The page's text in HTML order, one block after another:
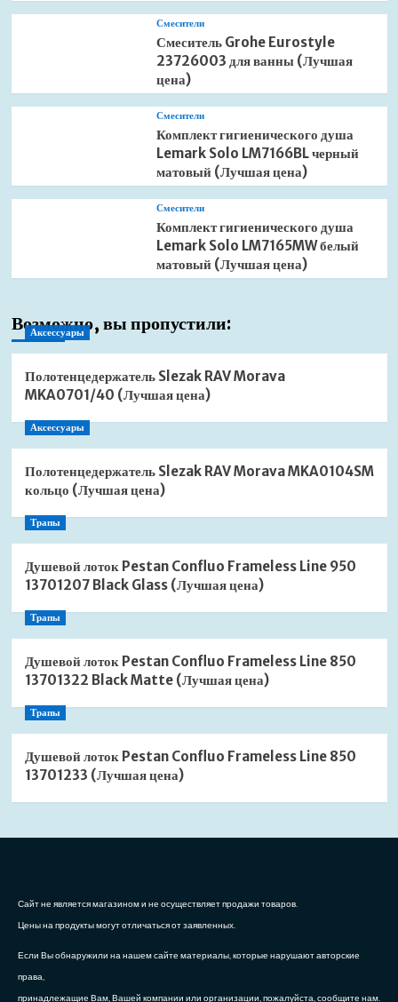
Смесители
Смеситель Grohe Eurostyle
23726003 для ванны (Лучшая
цена)
Смесители
Комплект гигиенического душа
Lemark Solo LM7166BL черный
матовый (Лучшая цена)
Смесители
Комплект гигиенического душа
Lemark Solo LM7165MW белый
матовый (Лучшая цена)
Возможно, вы пропустили:
Аксессуары
Полотенцедержатель Slezak RAV Morava
MKA0701/40 (Лучшая цена)
Аксессуары
Полотенцедержатель Slezak RAV Morava MKA0104SM
кольцо (Лучшая цена)
Трапы
Душевой лоток Pestan Confluo Frameless Line 950
13701207 Black Glass (Лучшая цена)
Трапы
Душевой лоток Pestan Confluo Frameless Line 850
13701322 Black Matte (Лучшая цена)
Трапы
Душевой лоток Pestan Confluo Frameless Line 850
13701233 (Лучшая цена)
Сайт не является магазином и не осуществляет продажи товаров.
Цены на продукты могут отличаться от заявленных.
Если Вы обнаружили на нашем сайте материалы, которые нарушают авторские
права,
принадлежащие Вам, Вашей компании или организации, пожалуйста, сообщите нам.